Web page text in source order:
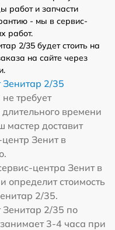
работ и запчасти
- мы в сервис-
работ.
2/35 будет стоить на
на сайте через
Зенитар 2/35
требует
времени
мастер доставит
Зенит в
центра Зенит в
определит стоимость
2/35.
Зенитар 2/35 по
3-4 часа при